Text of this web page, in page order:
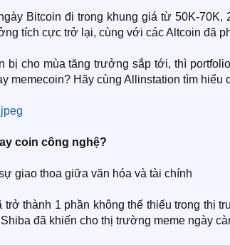
Bitcoin đi trong khung giá từ 50K-
tích cực trở lại, cùng với các Altcoin đã
bị cho mùa tăng trưởng sắp tới, thì
memecoin? Hãy cùng Allinstation tìm hiểu
coin công nghệ?​
giao thoa giữa văn hóa và tài chính
trở thành 1 phần không thế thiếu trong thị
đã khiến cho thị trường meme ngày